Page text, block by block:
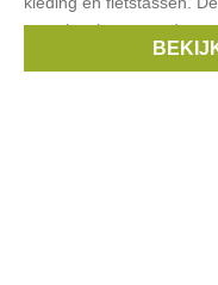
samples, items zonder